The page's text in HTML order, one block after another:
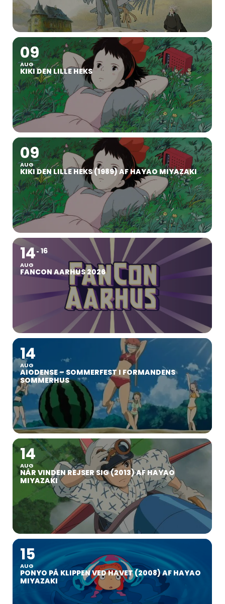
09
AUG
KIKI DEN LILLE HEKS
09
AUG
KIKI DEN LILLE HEKS (1989) AF HAYAO MIYAZAKI
14
AUG
16
FANCON AARHUS 2026
14
AUG
AIODENSE – SOMMERFEST I FORMANDENS
SOMMERHUS
14
AUG
NÅR VINDEN REJSER SIG (2013) AF HAYAO
MIYAZAKI
15
AUG
PONYO PÅ KLIPPEN VED HAVET (2008) AF HAYAO
MIYAZAKI